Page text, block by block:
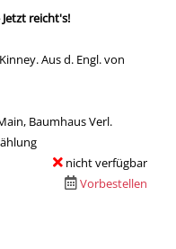
Jetzt reicht's!
Verfasser
Aus d. Engl. von
Baumhaus Verl.
nicht verfügbar
Vorbestellen